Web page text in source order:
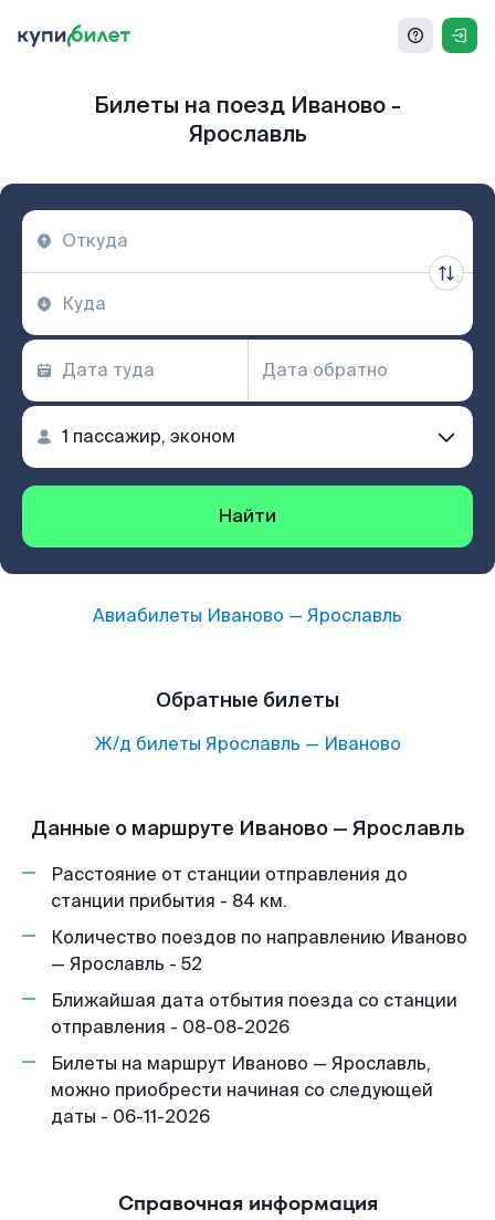
Билеты на поезд Иваново -
Ярославль
Найти
Авиабилеты Иваново — Ярославль
Обратные билеты
Ж/д билеты Ярославль — Иваново
Данные о маршруте Иваново — Ярославль
Расстояние от станции отправления до
станции прибытия - 84 км.
Количество поездов по направлению Иваново
— Ярославль - 52
Ближайшая дата отбытия поезда со станции
отправления - 08-08-2026
Билеты на маршрут Иваново — Ярославль,
можно приобрести начиная со следующей
даты - 06-11-2026
Справочная информация